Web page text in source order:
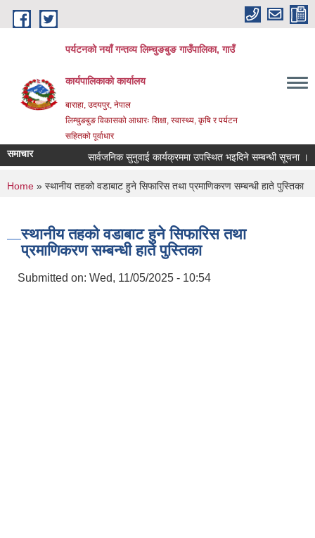
Skip to main content
पर्यटनको नयाँ गन्तव्य लिम्चुङबुङ गाउँपालिका, गाउँ
कार्यपालिकाको कार्यालय
बाराहा, उदयपुर, नेपाल
लिम्चुङबुङ विकासको आधारः शिक्षा, स्वास्थ्य, कृषि र पर्यटन
सहितको पूर्वाधार
समाचार सार्वजनिक सुनुवाई कार्यक्रममा उपस्थित भइदिने सम्बन्धी सूचना ।
You are here
Home » स्थानीय तहको वडाबाट हुने सिफारिस तथा प्रमाणिकरण सम्बन्धी हाते पुस्तिका
स्थानीय तहको वडाबाट हुने सिफारिस तथा
प्रमाणिकरण सम्बन्धी हाते पुस्तिका
Submitted on: Wed, 11/05/2025 - 10:54